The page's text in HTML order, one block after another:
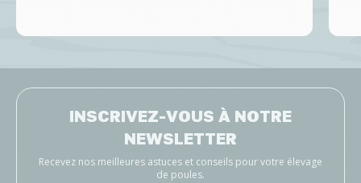
INSCRIVEZ-VOUS À NOTRE
NEWSLETTER
Recevez nos meilleures astuces et conseils pour votre élevage
de poules.